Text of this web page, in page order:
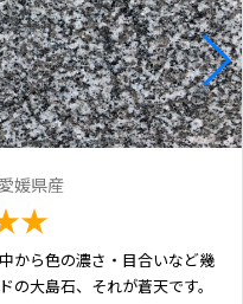
愛媛県産
から色の濃さ・目合いなど幾
の大島石、それが蒼天です。